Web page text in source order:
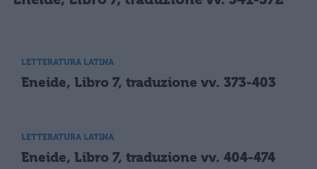
LETTERATURA LATINA
Eneide, Libro 7, traduzione vv. 373-403
LETTERATURA LATINA
Eneide, Libro 7, traduzione vv. 404-474